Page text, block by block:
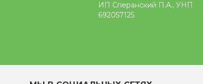
ИП Сперанский П.А., УНП
692057125